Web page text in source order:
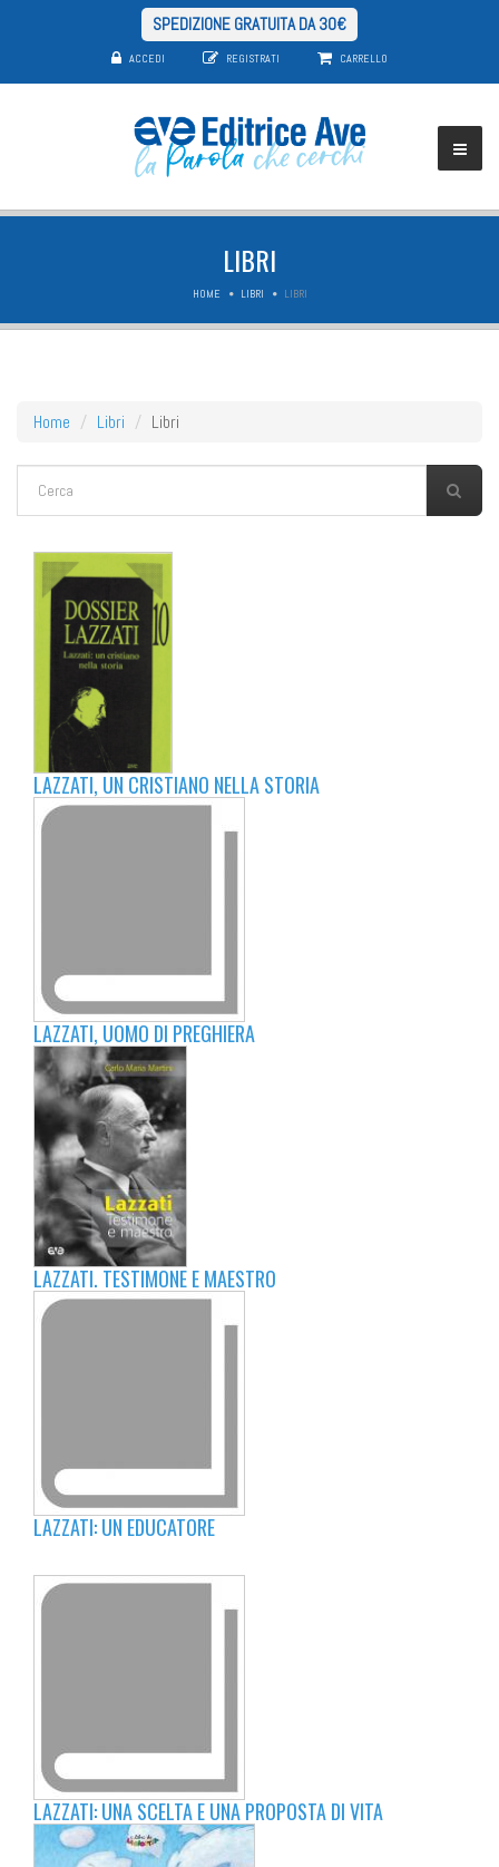
SPEDIZIONE GRATUITA DA 30€
ACCEDI REGISTRATI CARRELLO
LIBRI
HOME LIBRI LIBRI
Home Libri Libri
FORM DI RICERCA
LAZZATI, UN CRISTIANO NELLA STORIA
LAZZATI, UOMO DI PREGHIERA
LAZZATI. TESTIMONE E MAESTRO
LAZZATI: UN EDUCATORE
LAZZATI: UNA SCELTA E UNA PROPOSTA DI VITA